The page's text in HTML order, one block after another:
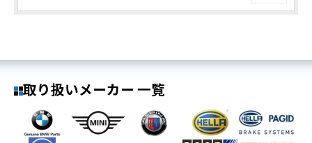
取り扱いメーカー 一覧